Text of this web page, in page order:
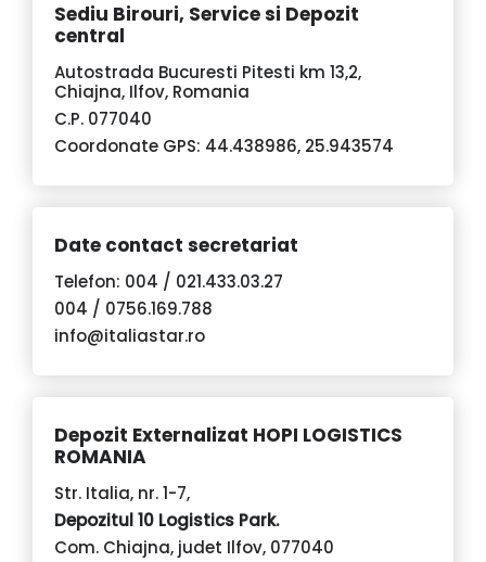
Sediu Birouri, Service si Depozit
central
Autostrada Bucuresti Pitesti km 13,2,
Chiajna, Ilfov, Romania
C.P. 077040
Coordonate GPS: 44.438986, 25.943574
Date contact secretariat
Telefon: 004 / 021.433.03.27
004 / 0756.169.788
info@italiastar.ro
Depozit Externalizat HOPI LOGISTICS
ROMANIA
Str. Italia, nr. 1-7,
Depozitul 10 Logistics Park.
Com. Chiajna, judet Ilfov, 077040